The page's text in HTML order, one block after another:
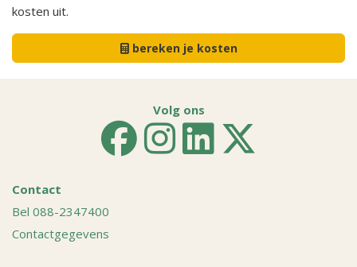
kosten uit.
bereken je kosten
Volg ons
Contact
Bel 088-2347400
Contactgegevens